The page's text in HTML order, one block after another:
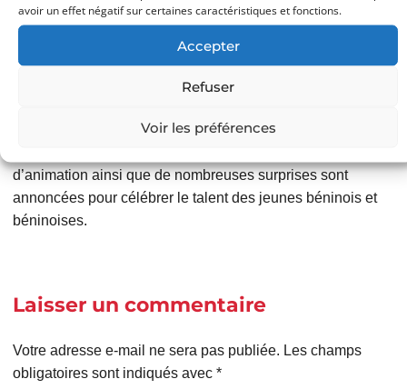
avoir un effet négatif sur certaines caractéristiques et fonctions.
Accepter
Refuser
Voir les préférences
dans la tête, entre les jambes et dans les mains pour le
développement du sport béninois »
Général de l’OBSSU,Dr Victor Soumon Lawin.
comme un moment de communion nationale autour de la
d’animation ainsi que de nombreuses surprises sont
annoncées pour célébrer le talent des jeunes béninois et
béninoises.
Laisser un commentaire
Votre adresse e-mail ne sera pas publiée. Les champs
obligatoires sont indiqués avec *